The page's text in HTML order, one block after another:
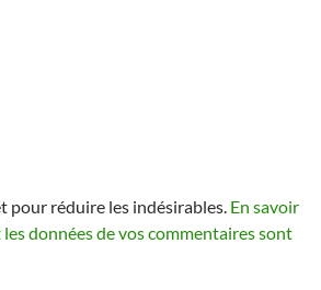
pour réduire les indésirables. En savoir
données de vos commentaires sont